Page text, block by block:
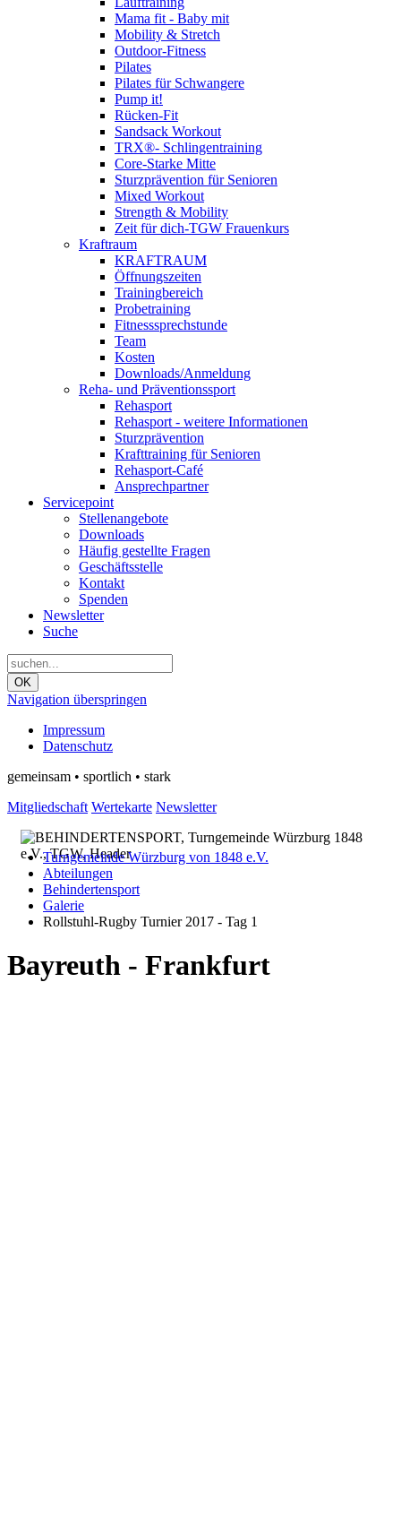
Mama fit - Baby mit
Mobility & Stretch
Outdoor-Fitness
Pilates
Pilates für Schwangere
Pump it!
Rücken-Fit
Sandsack Workout
TRX®- Schlingentraining
Core-Starke Mitte
Sturzprävention für Senioren
Mixed Workout
Strength & Mobility
Zeit für dich-TGW Frauenkurs
Kraftraum
KRAFTRAUM
Öffnungszeiten
Trainingbereich
Probetraining
Fitnesssprechstunde
Team
Kosten
Downloads/Anmeldung
Reha- und Präventionssport
Rehasport
Rehasport - weitere Informationen
Sturzprävention
Krafttraining für Senioren
Rehasport-Café
Ansprechpartner
Servicepoint
Stellenangebote
Downloads
Häufig gestellte Fragen
Geschäftsstelle
Kontakt
Spenden
Newsletter
Suche
OK
Navigation überspringen
Impressum
Datenschutz
gemeinsam • sportlich • stark
Mitgliedschaft Wertekarte Newsletter
Turngemeinde Würzburg von 1848 e.V.
Abteilungen
Behindertensport
Galerie
Rollstuhl-Rugby Turnier 2017 - Tag 1
Bayreuth - Frankfurt